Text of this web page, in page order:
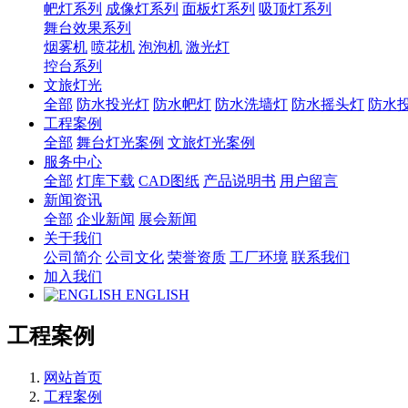
帊灯系列 成像灯系列 面板灯系列 吸顶灯系列
舞台效果系列
烟雾机 喷花机 泡泡机 激光灯
控台系列
文旅灯光
全部 防水投光灯 防水帊灯 防水洗墙灯 防水摇头灯 防水
工程案例
全部 舞台灯光案例 文旅灯光案例
服务中心
全部 灯库下载 CAD图纸 产品说明书 用户留言
新闻资讯
全部 企业新闻 展会新闻
关于我们
公司简介 公司文化 荣誉资质 工厂环境 联系我们
加入我们
ENGLISH
工程案例
网站首页
工程案例